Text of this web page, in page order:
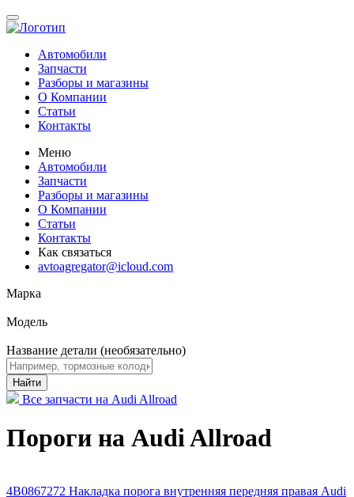
Автомобили
Запчасти
Разборы и магазины
О Компании
Статьи
Контакты
Меню
Автомобили
Запчасти
Разборы и магазины
О Компании
Статьи
Контакты
Как связаться
avtoagregator@icloud.com
Марка
Модель
Название детали (необязательно)
Найти
Все запчасти на Audi Allroad
Пороги на Audi Allroad
4B0867272 Накладка порога внутренняя передняя правая Audi